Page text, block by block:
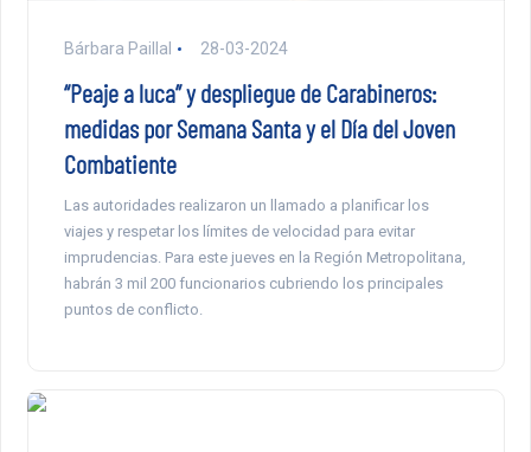
Bárbara Paillal 28-03-2024
“Peaje a luca” y despliegue de Carabineros:
medidas por Semana Santa y el Día del Joven
Combatiente
Las autoridades realizaron un llamado a planificar los
viajes y respetar los límites de velocidad para evitar
imprudencias. Para este jueves en la Región Metropolitana,
habrán 3 mil 200 funcionarios cubriendo los principales
puntos de conflicto.